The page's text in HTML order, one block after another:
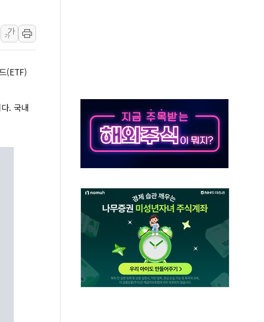
톤 낮춰
항시 '시끌'
… "전폭적 공급 확대·속도전 총력"
도 놀랍지 않아"
가
가
(ETF)
. 국내